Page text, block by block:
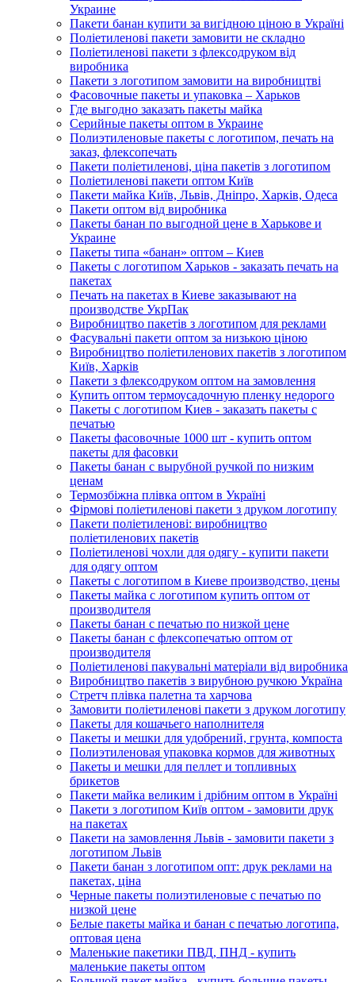
Украине
Пакети банан купити за вигідною ціною в Україні
Поліетиленові пакети замовити не складно
Поліетиленові пакети з флексодруком від
виробника
Пакети з логотипом замовити на виробництві
Фасовочные пакеты и упаковка – Харьков
Где выгодно заказать пакеты майка
Серийные пакеты оптом в Украине
Полиэтиленовые пакеты с логотипом, печать на
заказ, флексопечать
Пакети поліетиленові, ціна пакетів з логотипом
Поліетиленові пакети оптом Київ
Пакети майка Київ, Львів, Дніпро, Харків, Одеса
Пакети оптом від виробника
Пакеты банан по выгодной цене в Харькове и
Украине
Пакеты типа «банан» оптом – Киев
Пакеты с логотипом Харьков - заказать печать на
пакетах
Печать на пакетах в Киеве заказывают на
производстве УкрПак
Виробництво пакетів з логотипом для реклами
Фасувальні пакети оптом за низькою ціною
Виробництво поліетиленових пакетів з логотипом
Київ, Харків
Пакети з флексодруком оптом на замовлення
Купить оптом термоусадочную пленку недорого
Пакеты с логотипом Киев - заказать пакеты с
печатью
Пакеты фасовочные 1000 шт - купить оптом
пакеты для фасовки
Пакеты банан с вырубной ручкой по низким
ценам
Термозбіжна плівка оптом в Україні
Фірмові поліетиленові пакети з друком логотипу
Пакети поліетиленові: виробництво
поліетиленових пакетів
Поліетиленові чохли для одягу - купити пакети
для одягу оптом
Пакеты с логотипом в Киеве производство, цены
Пакеты майка с логотипом купить оптом от
производителя
Пакеты банан с печатью по низкой цене
Пакеты банан с флексопечатью оптом от
производителя
Поліетиленові пакувальні матеріали від виробника
Виробництво пакетів з вирубною ручкою Україна
Стретч плівка палетна та харчова
Замовити поліетиленові пакети з друком логотипу
Пакеты для кошачьего наполнителя
Пакеты и мешки для удобрений, грунта, компоста
Полиэтиленовая упаковка кормов для животных
Пакеты и мешки для пеллет и топливных
брикетов
Пакети майка великим і дрібним оптом в Україні
Пакети з логотипом Київ оптом - замовити друк
на пакетах
Пакети на замовлення Львів - замовити пакети з
логотипом Львів
Пакети банан з логотипом опт: друк реклами на
пакетах, ціна
Черные пакеты полиэтиленовые с печатью по
низкой цене
Белые пакеты майка и банан с печатью логотипа,
оптовая цена
Маленькие пакетики ПВД, ПНД - купить
маленькие пакеты оптом